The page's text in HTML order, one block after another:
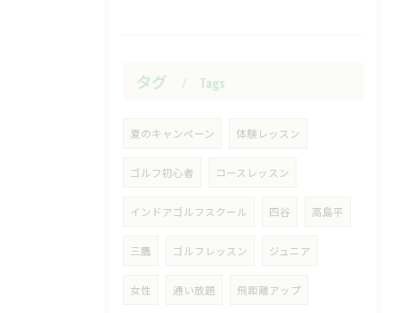
タグ Tags
夏のキャンペーン 体験レッスン
ゴルフ初心者 コースレッスン
インドアゴルフスクール 四谷 高島平
三鷹 ゴルフレッスン ジュニア
女性 通い放題 飛距離アップ